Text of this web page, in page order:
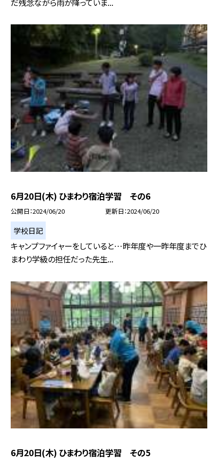
6月20日(木) ひまわり宿泊学習 その6
公開日 2024/06/20 更新日 2024/06/20
学校日記
キャンプファイャーをしていると…昨年度や一昨年度までひ
まわり学級の担任だった先生...
6月20日(木) ひまわり宿泊学習 その5